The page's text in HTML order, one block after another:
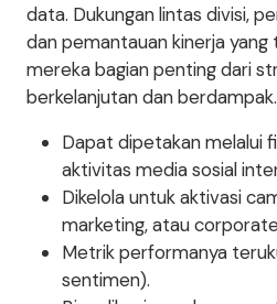
data. Dukungan lintas divisi,
dan pemantauan kinerja
mereka bagian penting dari
berkelanjutan dan berdampak.
Dapat dipetakan melalui
aktivitas media sosial
Dikelola untuk aktivasi
marketing, atau
Metrik performanya
sentimen).